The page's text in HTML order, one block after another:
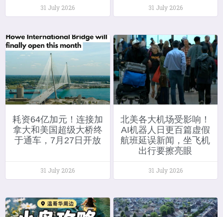
31 July 2026 31 July 2026
耗资64亿加元！连接加
拿大和美国超级大桥终
于通车，7月27日开放
31 July 2026
北美各大机场受影响！
AI机器人日更百篇虚假
航班延误新闻，坐飞机
出行要擦亮眼
31 July 2026